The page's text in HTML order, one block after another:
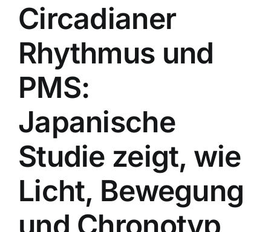
Circadianer
Rhythmus und
PMS:
Japanische
Studie zeigt, wie
Licht, Bewegung